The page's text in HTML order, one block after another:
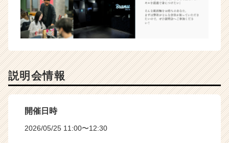
説明会情報
開催日時
2026/05/25 11:00〜12:30